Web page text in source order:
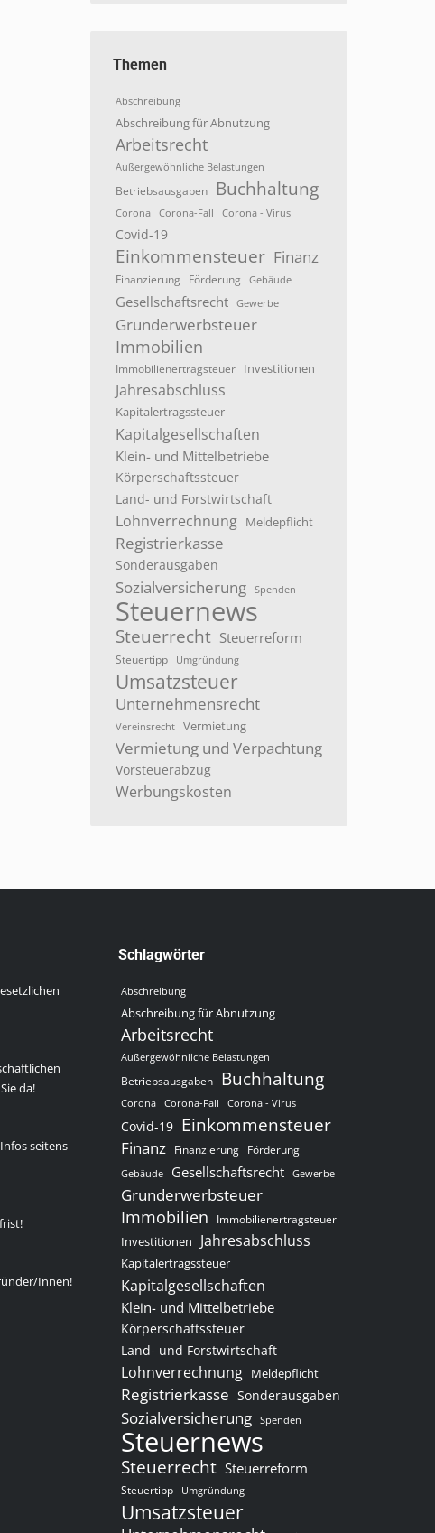
Themen
Abschreibung
Abschreibung für Abnutzung
Arbeitsrecht
Außergewöhnliche Belastungen
Betriebsausgaben Buchhaltung
Corona Corona-Fall Corona - Virus
Covid-19
Einkommensteuer Finanz
Finanzierung Förderung Gebäude
Gesellschaftsrecht Gewerbe
Grunderwerbsteuer
Immobilien
Immobilienertragsteuer Investitionen
Jahresabschluss
Kapitalertragssteuer
Kapitalgesellschaften
Klein- und Mittelbetriebe
Körperschaftssteuer
Land- und Forstwirtschaft
Lohnverrechnung Meldepflicht
Registrierkasse
Sonderausgaben
Sozialversicherung Spenden
Steuernews
Steuerrecht Steuerreform
Steuertipp Umgründung
Umsatzsteuer
Unternehmensrecht
Vereinsrecht Vermietung
Vermietung und Verpachtung
Vorsteuerabzug
Werbungskosten
da!
seitens
Innen!
Schlagwörter
Abschreibung
Abschreibung für Abnutzung
Arbeitsrecht
Außergewöhnliche Belastungen
Betriebsausgaben Buchhaltung
Corona Corona-Fall Corona - Virus
Covid-19 Einkommensteuer
Finanz Finanzierung Förderung
Gebäude Gesellschaftsrecht Gewerbe
Grunderwerbsteuer
Immobilien Immobilienertragsteuer
Investitionen Jahresabschluss
Kapitalertragssteuer
Kapitalgesellschaften
Klein- und Mittelbetriebe
Körperschaftssteuer
Land- und Forstwirtschaft
Lohnverrechnung Meldepflicht
Registrierkasse Sonderausgaben
Sozialversicherung Spenden
Steuernews
Steuerrecht Steuerreform
Steuertipp Umgründung
Umsatzsteuer